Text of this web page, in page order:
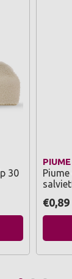
30
PIUME
€0,89